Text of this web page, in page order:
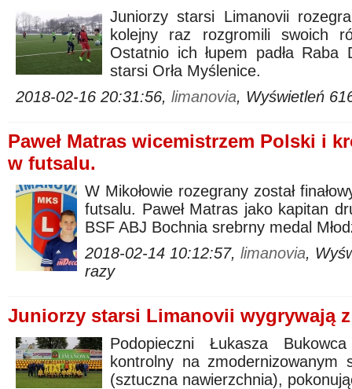
Juniorzy starsi Limanovii
kolejny raz rozgromili swoich
Ostatnio ich łupem padła
starsi Orła Myślenice.
2018-02-16 20:31:56, limanovia, Wyświetleń
Paweł Matras wicemistrzem Polski i
w futsalu.
W Mikołowie rozegrany został
futsalu. Paweł Matras jako kapitan
BSF ABJ Bochnia srebrny medal
2018-02-14 10:12:57, limanovia,
razy
Juniorzy starsi Limanovii wygrywają
Podopieczni Łukasza
kontrolny na zmodernizowanym
(sztuczna nawierzchnia),